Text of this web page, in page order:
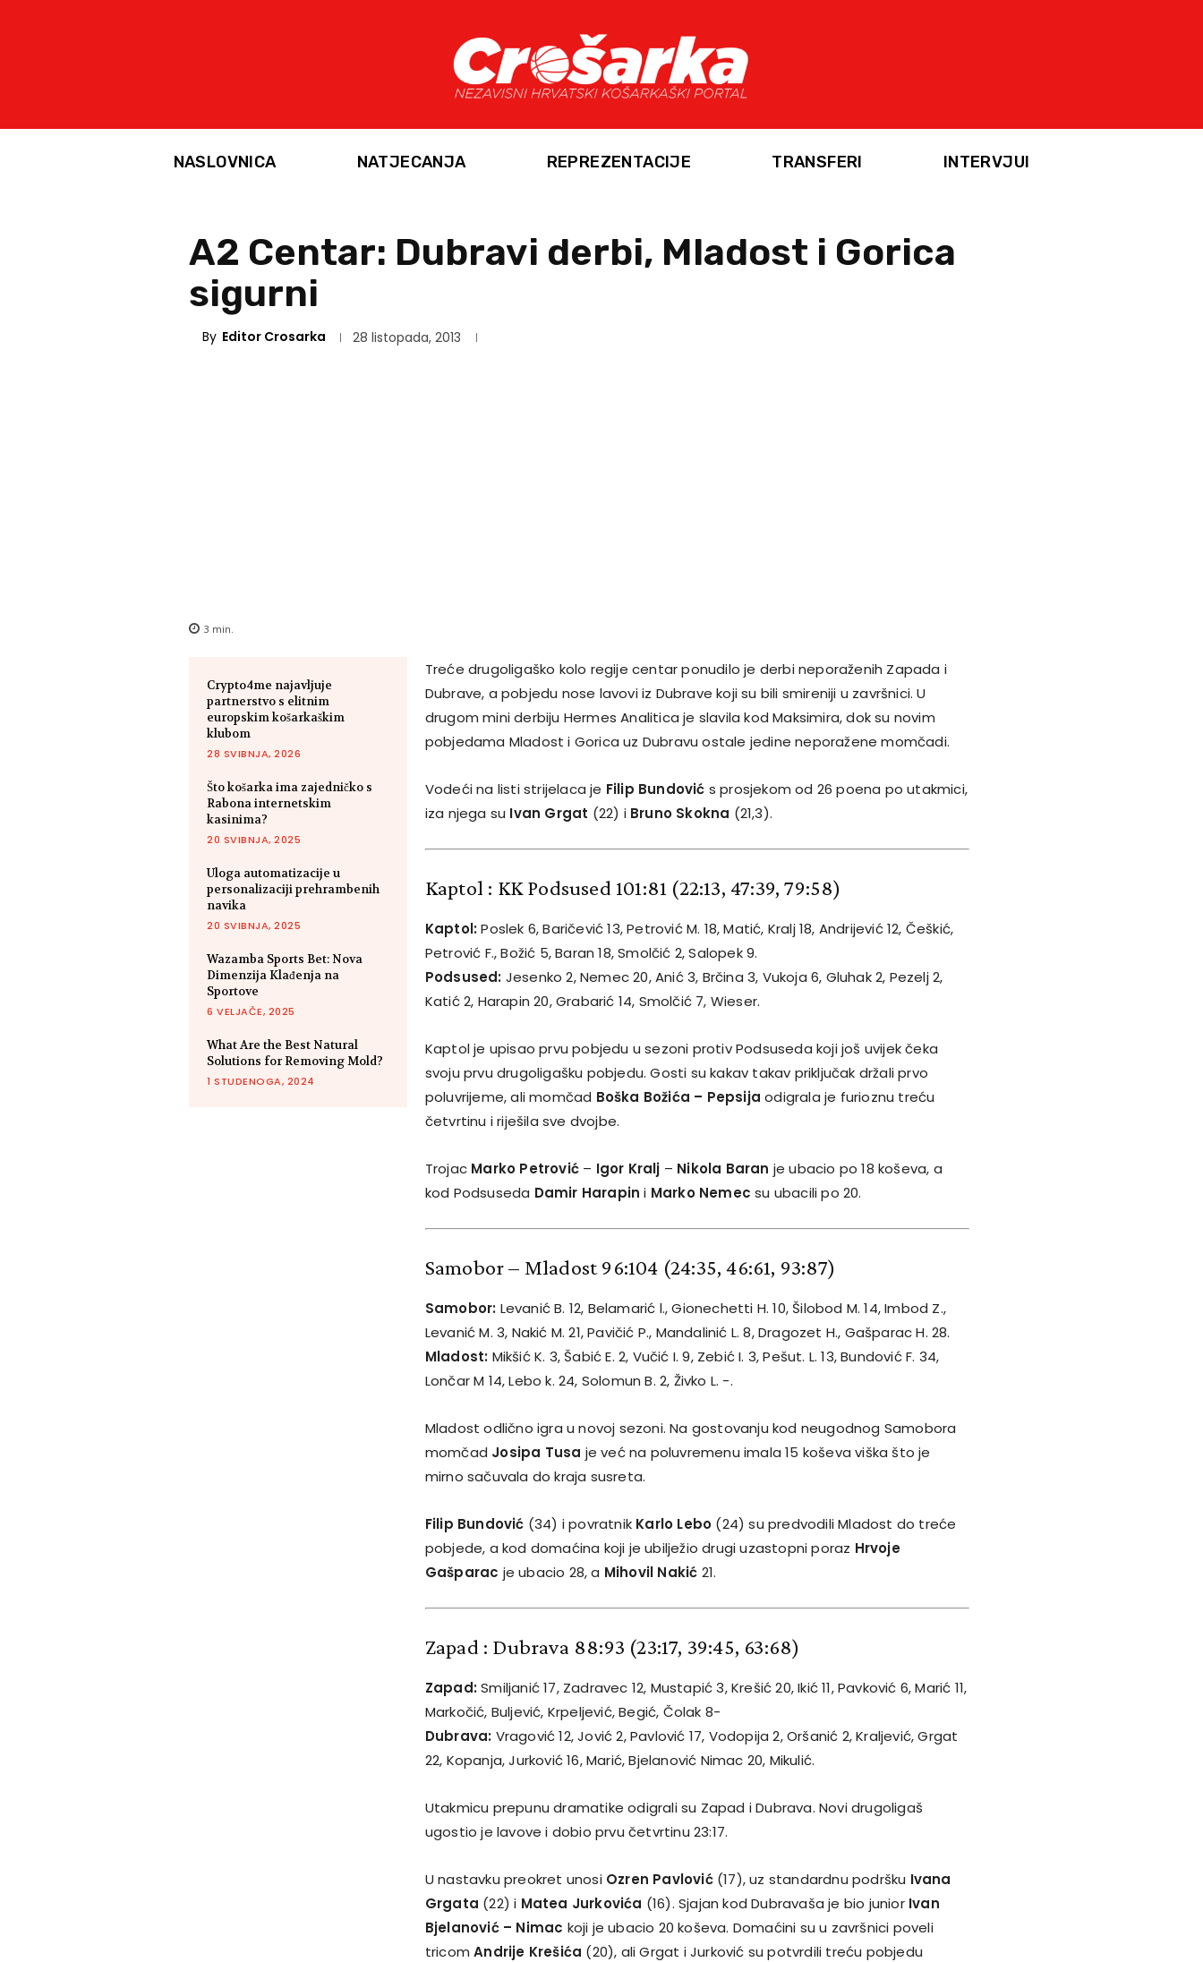
NASLOVNICA NATJECANJA REPREZENTACIJE TRANSFERI INTERVJUI
A2 Centar: Dubravi derbi, Mladost i Gorica
sigurni
By Editor Crosarka 28 listopada, 2013
3 min.
Crypto4me najavljuje
partnerstvo s elitnim
europskim košarkaškim
klubom
28 SVIBNJA, 2026
Što košarka ima zajedničko s
Rabona internetskim
kasinima?
20 SVIBNJA, 2025
Uloga automatizacije u
personalizaciji prehrambenih
navika
20 SVIBNJA, 2025
Wazamba Sports Bet: Nova
Dimenzija Klađenja na
Sportove
6 VELJAČE, 2025
What Are the Best Natural
Solutions for Removing Mold?
1 STUDENOGA, 2024
Treće drugoligaško kolo regije centar ponudilo je derbi neporaženih Zapada i
Dubrave, a pobjedu nose lavovi iz Dubrave koji su bili smireniji u završnici. U
drugom mini derbiju Hermes Analitica je slavila kod Maksimira, dok su novim
pobjedama Mladost i Gorica uz Dubravu ostale jedine neporažene momčadi.
Vodeći na listi strijelaca je Filip Bundović s prosjekom od 26 poena po utakmici,
iza njega su Ivan Grgat (22) i Bruno Skokna (21,3).
Kaptol : KK Podsused 101:81 (22:13, 47:39, 79:58)
Kaptol:Poslek 6, Baričević 13, Petrović M. 18, Matić, Kralj 18, Andrijević 12, Češkić,
Petrović F., Božić 5, Baran 18, Smolčić 2, Salopek 9.
Podsused: Jesenko 2, Nemec 20, Anić 3, Brčina 3, Vukoja 6, Gluhak 2, Pezelj 2,
Katić 2, Harapin 20, Grabarić 14, Smolčić 7, Wieser.
Kaptol je upisao prvu pobjedu u sezoni protiv Podsuseda koji još uvijek čeka
svoju prvu drugoligašku pobjedu. Gosti su kakav takav priključak držali prvo
poluvrijeme, ali momčad Boška Božića – Pepsija odigrala je furioznu treću
četvrtinu i riješila sve dvojbe.
Trojac Marko Petrović– Igor Kralj – Nikola Baran je ubacio po 18 koševa, a
kod Podsuseda Damir Harapin i Marko Nemec su ubacili po 20.
Samobor – Mladost 96:104 (24:35, 46:61, 93:87)
Samobor: Levanić B. 12, Belamarić l., Gionechetti H. 10, Šilobod M. 14, Imbod Z.,
Levanić M. 3, Nakić M. 21, Pavičić P., Mandalinić L. 8, Dragozet H., Gašparac H. 28.
Mladost: Mikšić K. 3, Šabić E. 2, Vučić I. 9, Zebić I. 3, Pešut. L. 13, Bundović F. 34,
Lončar M 14, Lebo k. 24, Solomun B. 2, Živko L. -.
Mladost odlično igra u novoj sezoni. Na gostovanju kod neugodnog Samobora
momčad Josipa Tusa je već na poluvremenu imala 15 koševa viška što je
mirno sačuvala do kraja susreta.
Filip Bundović (34) i povratnik Karlo Lebo (24) su predvodili Mladost do treće
pobjede, a kod domaćina koji je ubilježio drugi uzastopni poraz Hrvoje
Gašparac je ubacio 28, a Mihovil Nakić 21.
Zapad : Dubrava 88:93 (23:17, 39:45, 63:68)
Zapad:Smiljanić 17, Zadravec 12, Mustapić 3, Krešić 20, Ikić 11, Pavković 6, Marić 11,
Markočić, Buljević, Krpeljević, Begić, Čolak 8-
Dubrava: Vragović 12, Jović 2, Pavlović 17, Vodopija 2, Oršanić 2, Kraljević, Grgat
22, Kopanja, Jurković 16, Marić, Bjelanović Nimac 20, Mikulić.
Utakmicu prepunu dramatike odigrali su Zapad i Dubrava. Novi drugoligaš
ugostio je lavove i dobio prvu četvrtinu 23:17.
U nastavku preokret unosi Ozren Pavlović(17), uz standardnu podršku Ivana
Grgata (22) i Matea Jurkovića (16). Sjajan kod Dubravaša je bio junior Ivan
Bjelanović – Nimac koji je ubacio 20 koševa. Domaćini su u završnici poveli
tricomAndrije Krešića (20), ali Grgat i Jurković su potvrdili treću pobjedu